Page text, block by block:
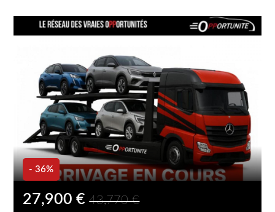
- 36%
27,900 € 43,770 €